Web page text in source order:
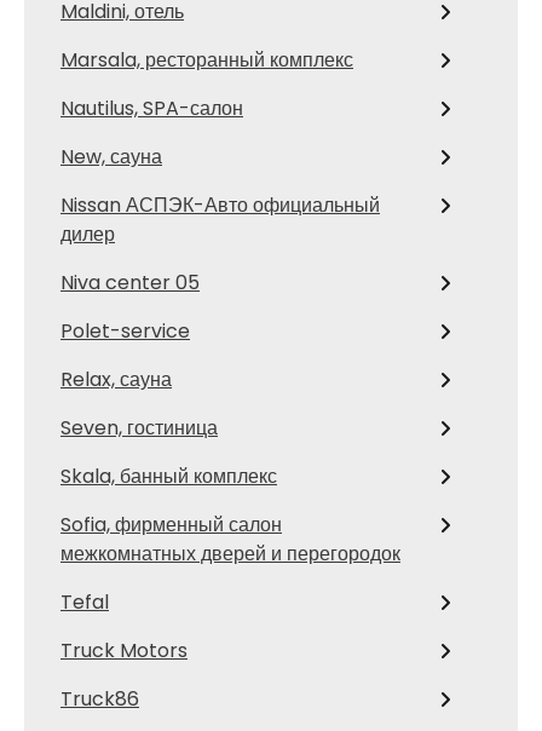
Maldini, отель
Marsala, ресторанный комплекс
Nautilus, SPA-салон
New, сауна
Nissan АСПЭК-Авто официальный
дилер
Niva center 05
Polet-service
Relax, сауна
Seven, гостиница
Skala, банный комплекс
Sofia, фирменный салон
межкомнатных дверей и перегородок
Tefal
Truck Motors
Truck86